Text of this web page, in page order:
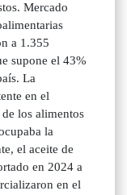
Mercado
a 1.355
supone el 43%
La
en el
los alimentos
la
el aceite de
en 2024 a
en el